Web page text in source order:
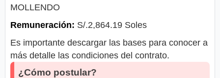
MOLLENDO
Remuneración: S/.2,864.19 Soles
Es importante descargar las bases para conocer a
más detalle las condiciones del contrato.
¿Cómo postular?